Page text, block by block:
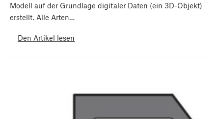
Modell auf der Grundlage digitaler Daten (ein 3D-Objekt)
erstellt. Alle Arten…
Den Artikel lesen